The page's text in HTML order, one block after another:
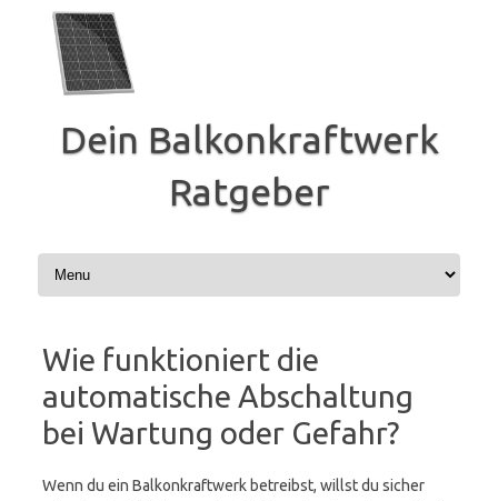
Inhalt
springen
Dein Balkonkraftwerk
Ratgeber
Wie funktioniert die
automatische Abschaltung
bei Wartung oder Gefahr?
Wenn du ein Balkonkraftwerk betreibst, willst du sicher